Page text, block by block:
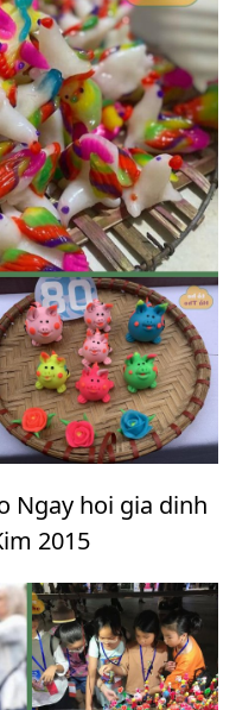
Ngay hoi gia dinh
2015